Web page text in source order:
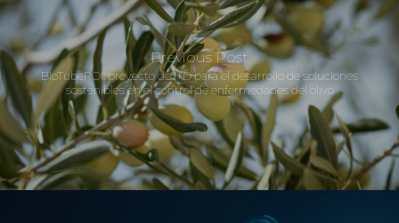
Previous Post
BioTubeROI: proyecto de I+D para el desarrollo de soluciones
sostenibles en el control de enfermedades del olivo